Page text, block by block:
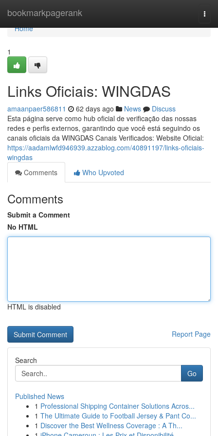
bookmarkpagerank
Home
Home
1
Links Oficiais: WINGDAS
amaanpaer586811 62 days ago News
Discuss
Esta página serve como hub oficial de verificação das nossas
redes e perfis externos, garantindo que você está seguindo os
canais oficiais da WINGDAS Canais Verificados: Website Oficial:
https://aadamlwfd946939.azzablog.com/40891197/links-oficiais-
wingdas
Comments
Who Upvoted
Comments
Submit a Comment
No HTML
HTML is disabled
Report Page
Search
Go
Published News
1 Professional Shipping Container Solutions Acros...
1 The Ultimate Guide to Football Jersey & Pant Co...
1 Discover the Best Wellness Coverage : A Th...